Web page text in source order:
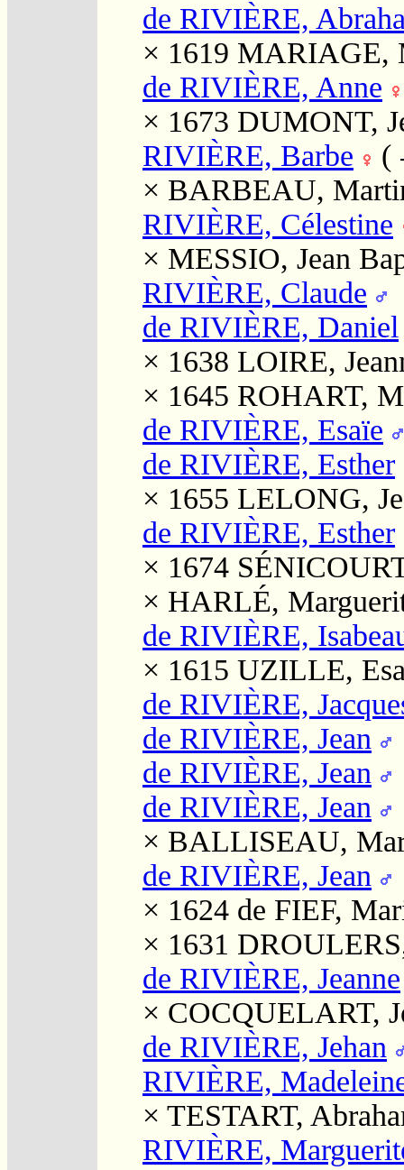
de RIVIÈRE,
× 1619 MARIAGE,
de RIVIÈRE, Anne
× 1673 DUMONT,
RIVIÈRE, Barbe
(
× BARBEAU,
RIVIÈRE, Célestine
× MESSIO, Jean
RIVIÈRE, Claude
de RIVIÈRE, Daniel
× 1638 LOIRE,
× 1645 ROHART,
de RIVIÈRE, Esaïe
de RIVIÈRE, Esther
× 1655 LELONG,
de RIVIÈRE, Esther
× 1674
× HARLÉ,
de RIVIÈRE,
× 1615 UZILLE,
de RIVIÈRE,
de RIVIÈRE, Jean
de RIVIÈRE, Jean
de RIVIÈRE, Jean
× BALLISEAU,
de RIVIÈRE, Jean
× 1624 de FIEF,
× 1631
de RIVIÈRE, Jeanne
× COCQUELART,
de RIVIÈRE, Jehan
RIVIÈRE,
× TESTART,
RIVIÈRE,